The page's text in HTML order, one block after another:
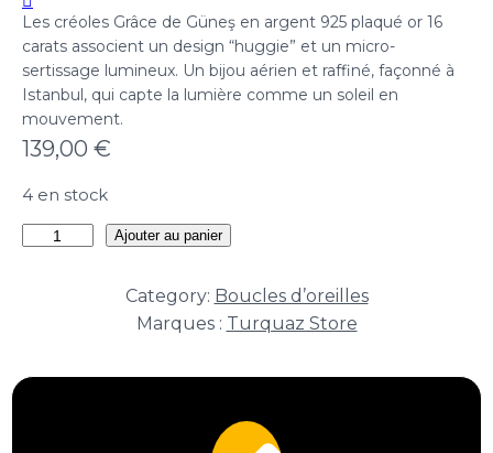
Les créoles Grâce de Güneş en argent 925 plaqué or 16
carats associent un design “huggie” et un micro-
sertissage lumineux. Un bijou aérien et raffiné, façonné à
Istanbul, qui capte la lumière comme un soleil en
mouvement.
139,00 €
4 en stock
quantité
Güneş
Ajouter au panier
Category: Boucles d’oreilles
Marques : Turquaz Store